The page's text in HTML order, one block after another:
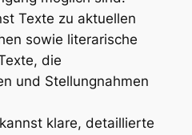
Texte zu aktuellen
sowie literarische
die
und Stellungnahmen
klare, detaillierte